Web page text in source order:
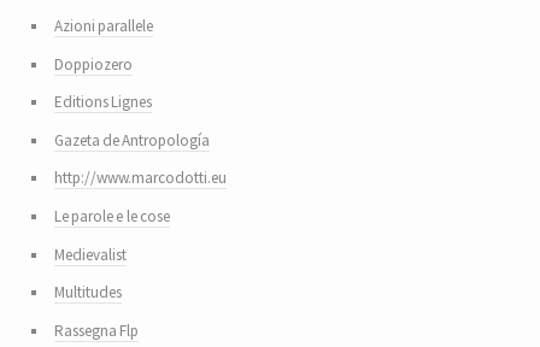
Azioni parallele
Doppiozero
Editions Lignes
Gazeta de Antropología
http://www.marcodotti.eu
Le parole e le cose
Medievalist
Multitudes
Rassegna Flp